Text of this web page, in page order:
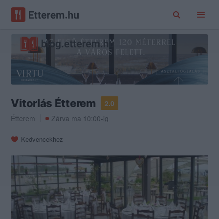
Vitorlás Étterem
2.0
Étterem
Zárva ma 10:00-ig
Kedvencekhez